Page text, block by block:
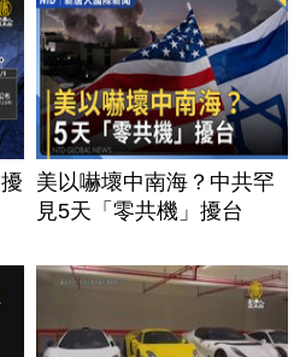
美以嚇壞中南海？中共罕
見5天「零共機」擾台